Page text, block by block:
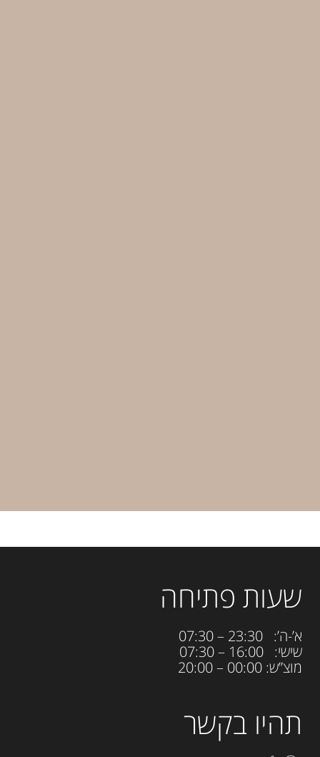
תהיו בקשר
שעות פתיחה
א’-ה’: 23:30 – 07:30
שישי: 16:00 – 07:30
מוצ”ש: 00:00 – 20:00